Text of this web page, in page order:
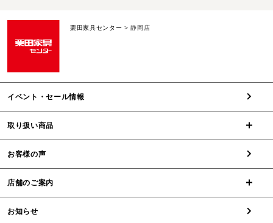
栗田家具センター >静岡店
イベント・セール情報
取り扱い商品
お客様の声
店舗のご案内
お知らせ